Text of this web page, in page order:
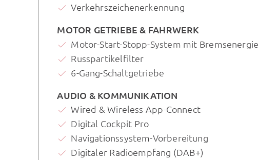
Verkehrszeichenerkennung
MOTOR GETRIEBE & FAHRWERK
Motor-Start-Stopp-System mit
Russpartikelfilter
6-Gang-Schaltgetriebe
AUDIO & KOMMUNIKATION
Wired & Wireless App-Connect
Digital Cockpit Pro
Navigationssystem-Vorbereitung
Digitaler Radioempfang (DAB+)